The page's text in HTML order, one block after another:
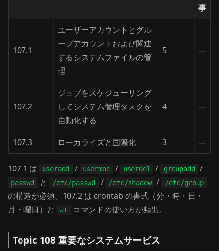
事
107.1
ユーザーアカウントとグル
ープアカウントおよび関連
するシステムファイルの管
理
5 —
107.2
ジョブをスケジューリング
してシステム管理タスクを
自動化する
4 —
107.3 ローカライズと国際化 3 —
107.1 は useradd / usermod / userdel / groupadd /
passwd と /etc/passwd / /etc/shadow / /etc/group
の構造が必須。107.2 は crontab の書式（分・時・日・
月・曜日）と
at コマンドの使い方が頻出。
Topic 108 重要なシステムサービス